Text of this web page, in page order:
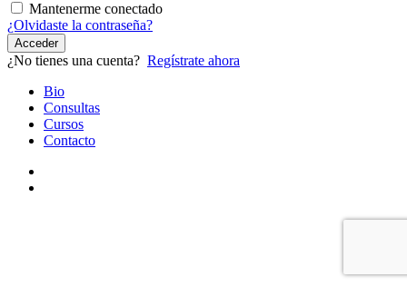
Mantenerme conectado
¿Olvidaste la contraseña?
Acceder
¿No tienes una cuenta? Regístrate ahora
Close
Menu
Bio
Consultas
Cursos
Contacto